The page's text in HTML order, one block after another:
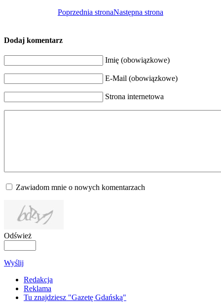
Poprzednia stronaNastępna strona
Dodaj komentarz
Imię (obowiązkowe)
E-Mail (obowiązkowe)
Strona internetowa
Zawiadom mnie o nowych komentarzach
Odśwież
Wyślij
Redakcja
Reklama
Tu znajdziesz "Gazetę Gdańską"